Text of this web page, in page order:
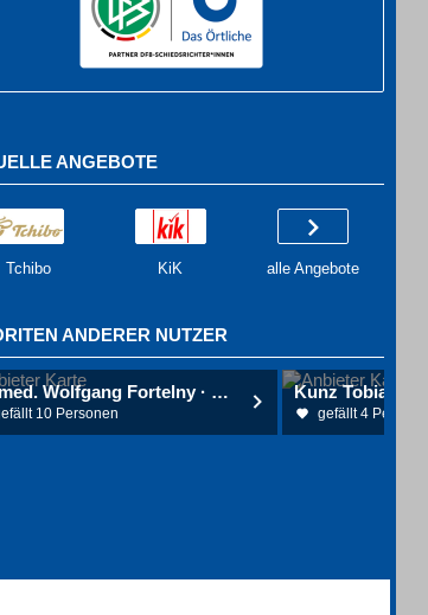
ANGEBOTE
Tchibo KiK alle Angebote
ANDERER NUTZER
Dr. med. Wolfgang Fortelny · Dr. med. Kurt Fortelny
10 Personen gefällt 4 Personen